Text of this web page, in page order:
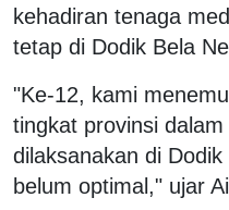
kehadiran tenaga
tetap di Dodik Bela
"Ke-12, kami
tingkat provinsi
dilaksanakan di
belum optimal," ujar